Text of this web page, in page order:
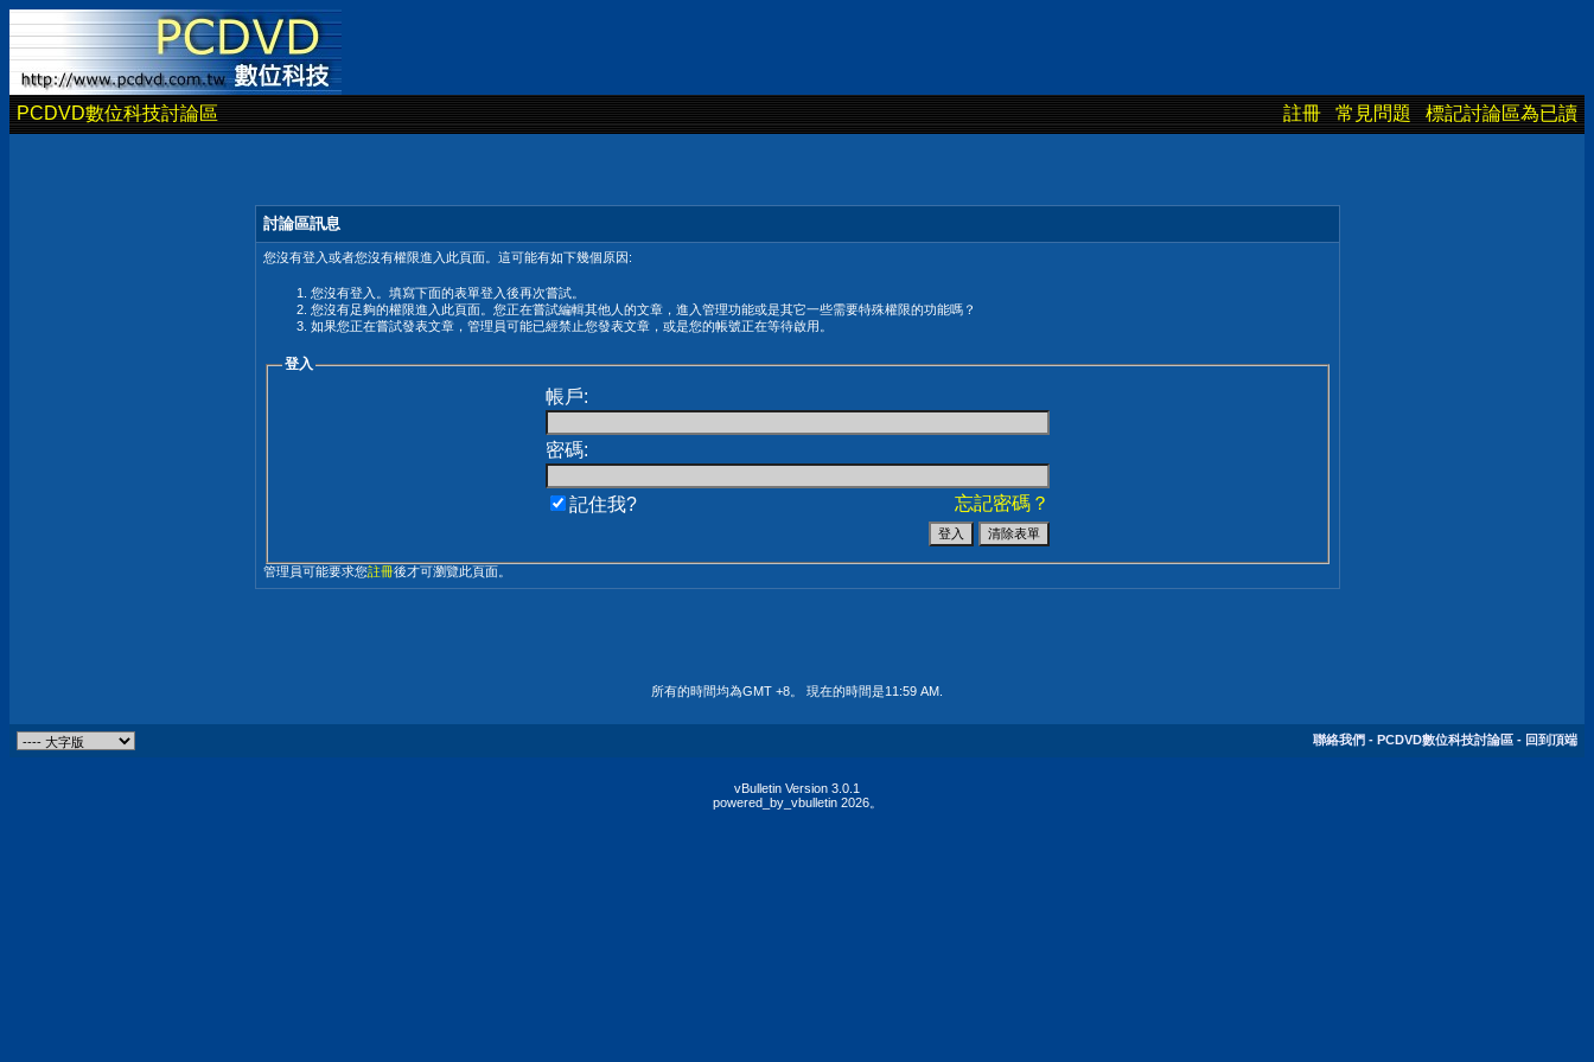
PCDVD數位科技討論區 註冊 常見問題 標記討論區為已讀
討論區訊息
您沒有登入或者您沒有權限進入此頁面。這可能有如下幾個原因:
您沒有登入。填寫下面的表單登入後再次嘗試。
您沒有足夠的權限進入此頁面。您正在嘗試編輯其他人的文章，進入管理功能或是其它一些需要特殊權限的功能嗎？
如果您正在嘗試發表文章，管理員可能已經禁止您發表文章，或是您的帳號正在等待啟用。
登入
帳戶:
密碼:
忘記密碼？
記住我?
管理員可能要求您註冊後才可瀏覽此頁面。
所有的時間均為GMT +8。 現在的時間是11:59 AM
聯絡我們 - PCDVD數位科技討論區 - 回到頂端
vBulletin Version 3.0.1
powered_by_vbulletin 2026。